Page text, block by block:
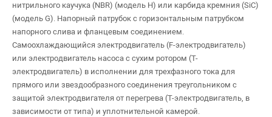
нитрильного каучука (NBR) (модель H) или карбида кремния (SiC)
(модель G). Напорный патрубок с горизонтальным патрубком
напорного слива и фланцевым соединением.
Самоохлаждающийся электродвигатель (F-электродвигатель)
или электродвигатель насоса с сухим ротором (T-
электродвигатель) в исполнении для трехфазного тока для
прямого или звездообразного соединения треугольником с
защитой электродвигателя от перегрева (T-электродвигатель, в
зависимости от типа) и уплотнительной камерой.